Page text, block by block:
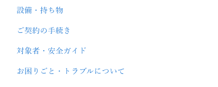
設備・持ち物
ご契約の手続き
対象者・安全ガイド
お困りごと・トラブルについて